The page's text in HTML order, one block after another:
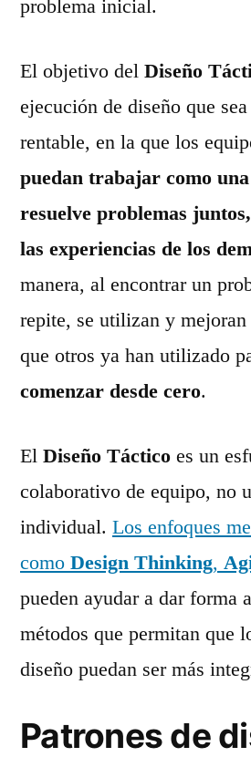
problema inicial.
El objetivo del Diseño
ejecución de diseño que
rentable, en la que los
puedan trabajar como
resuelve problemas
las experiencias de los
manera, al encontrar un
repite, se utilizan y mejoran
que otros ya han utilizado
comenzar desde cero.
El Diseño Táctico es un
colaborativo de equipo, no
individual. Los enfoques
como Design Thinking,
pueden ayudar a dar forma
métodos que permitan que
diseño puedan ser más
Patrones de